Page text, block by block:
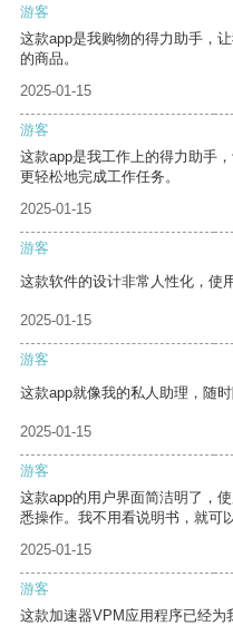
游客
这款app是我购物的得力助手，
的商品。
2025-01-15
游客
这款app是我工作上的得力助手
更轻松地完成工作任务。
2025-01-15
游客
这款软件的设计非常人性化，使
2025-01-15
游客
这款app就像我的私人助理，随
2025-01-15
游客
这款app的用户界面简洁明了，
悉操作。我不用看说明书，就可
2025-01-15
游客
这款加速器VPM应用程序已经